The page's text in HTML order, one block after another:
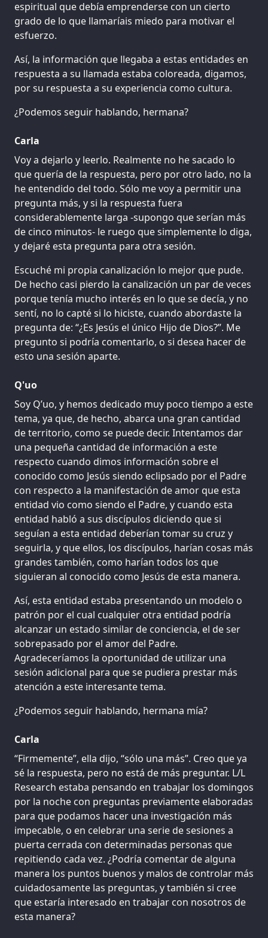
espiritual que debía emprenderse con un cierto
grado de lo que llamaríais miedo para motivar el
esfuerzo.
Así, la información que llegaba a estas entidades en
respuesta a su llamada estaba coloreada, digamos,
por su respuesta a su experiencia como cultura.
¿Podemos seguir hablando, hermana?
Carla
Voy a dejarlo y leerlo. Realmente no he sacado lo
que quería de la respuesta, pero por otro lado, no la
he entendido del todo. Sólo me voy a permitir una
pregunta más, y si la respuesta fuera
considerablemente larga -supongo que serían más
de cinco minutos- le ruego que simplemente lo diga,
y dejaré esta pregunta para otra sesión.
Escuché mi propia canalización lo mejor que pude.
De hecho casi pierdo la canalización un par de veces
porque tenía mucho interés en lo que se decía, y no
sentí, no lo capté si lo hiciste, cuando abordaste la
pregunta de: “¿Es Jesús el único Hijo de Dios?”. Me
pregunto si podría comentarlo, o si desea hacer de
esto una sesión aparte.
Q'uo
Soy Q’uo, y hemos dedicado muy poco tiempo a este
tema, ya que, de hecho, abarca una gran cantidad
de territorio, como se puede decir. Intentamos dar
una pequeña cantidad de información a este
respecto cuando dimos información sobre el
conocido como Jesús siendo eclipsado por el Padre
con respecto a la manifestación de amor que esta
entidad vio como siendo el Padre, y cuando esta
entidad habló a sus discípulos diciendo que si
seguían a esta entidad deberían tomar su cruz y
seguirla, y que ellos, los discípulos, harían cosas más
grandes también, como harían todos los que
siguieran al conocido como Jesús de esta manera.
Así, esta entidad estaba presentando un modelo o
patrón por el cual cualquier otra entidad podría
alcanzar un estado similar de conciencia, el de ser
sobrepasado por el amor del Padre.
Agradeceríamos la oportunidad de utilizar una
sesión adicional para que se pudiera prestar más
atención a este interesante tema.
¿Podemos seguir hablando, hermana mía?
Carla
“Firmemente”, ella dijo, “sólo una más”. Creo que ya
sé la respuesta, pero no está de más preguntar. L/L
Research estaba pensando en trabajar los domingos
por la noche con preguntas previamente elaboradas
para que podamos hacer una investigación más
impecable, o en celebrar una serie de sesiones a
puerta cerrada con determinadas personas que
repitiendo cada vez. ¿Podría comentar de alguna
manera los puntos buenos y malos de controlar más
cuidadosamente las preguntas, y también si cree
que estaría interesado en trabajar con nosotros de
esta manera?